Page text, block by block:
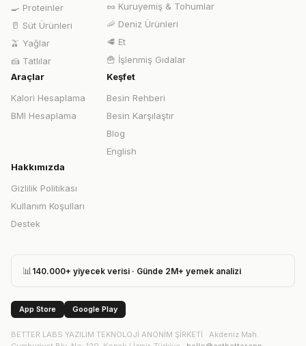
🍳 Proteinler
🥛 Süt Ürünleri
🫒 Yağlar
🍰 Tatlılar
🥜 Kuruyemiş & Tohumlar
🦐 Deniz Ürünleri
🥩 Et
🍟 İşlenmiş Gıdalar
Araçlar
Kalori Hesaplama
BMI Hesaplama
Keşfet
Besin Rehberi
Besin Karşılaştır
Blog
English
Hakkımızda
Gizlilik Politikası
Kullanım Koşulları
Destek
📊 140.000+ yiyecek verisi · Günde 2M+ yemek analizi
App Store Google Play
BETTER LABS YAZILIM TEKNOLOJİ ANONİM ŞİRKETİ · Akdeniz Mah.